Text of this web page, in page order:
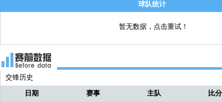
球队统计
暂无数据，点击重试！
交锋历史
日期 赛事 主队 比分